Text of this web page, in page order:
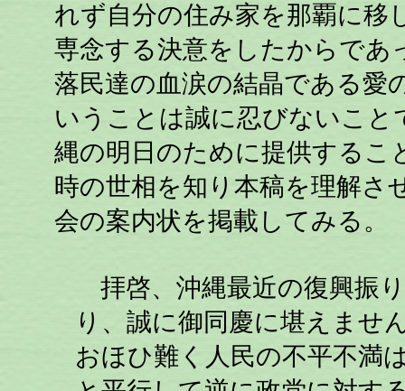
れず自分の住み家を那覇に移
専念する決意をしたからであ
落民達の血涙の結晶である愛
いうことは誠に忍びないこ
縄の明日のために提供するこ
時の世相を知り本稿を理解さ
会の案内状を掲載してみる。
拝啓、沖縄最近の復興振
り、誠に御同慶に堪えませ
おほひ難く人民の不平不満